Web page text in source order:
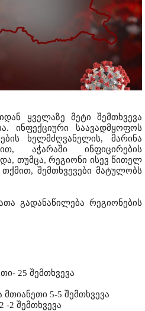
ყველაზე მეტი შემთხვევა
ინფექციური საავადმყოფოს
ხელმძღვანელის, მარინა
აჭარაში ინფიცირების
თუმცა, რეგიონი ისევ წითელ
შემთხვევები მატულობს
გადანაწილება რეგიონების
25 შემთხვევა
5-5 შემთხვევა
2 შემთხვევა